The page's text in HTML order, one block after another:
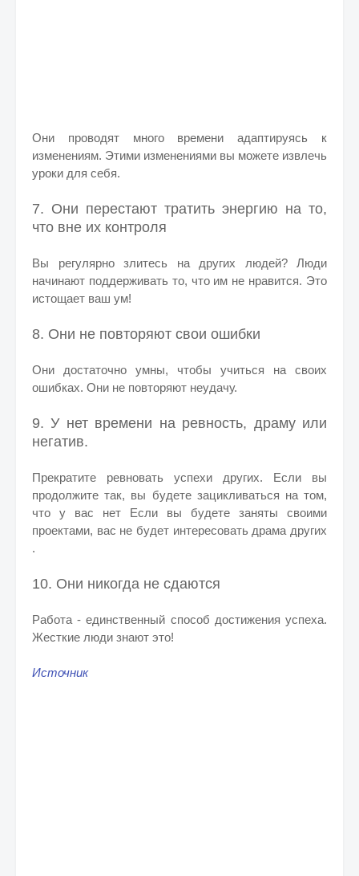
Они проводят много времени адаптируясь к
изменениям. Этими изменениями вы можете извлечь
уроки для себя.
7. Они перестают тратить энергию на то,
что вне их контроля
Вы регулярно злитесь на других людей? Люди
начинают поддерживать то, что им не нравится. Это
истощает ваш ум!
8. Они не повторяют свои ошибки
Они достаточно умны, чтобы учиться на своих
ошибках. Они не повторяют неудачу.
9. У нет времени на ревность, драму или
негатив.
Прекратите ревновать успехи других. Если вы
продолжите так, вы будете зацикливаться на том,
что у вас нет Если вы будете заняты своими
проектами, вас не будет интересовать драма других
.
10. Они никогда не сдаются
Работа - единственный способ достижения успеха.
Жесткие люди знают это!
Источник